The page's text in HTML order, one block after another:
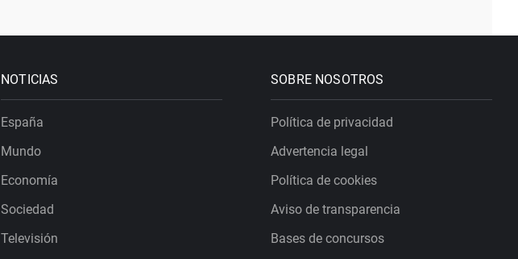
NOTICIAS
España
Mundo
Economía
Sociedad
Televisión
SOBRE NOSOTROS
Política de privacidad
Advertencia legal
Política de cookies
Aviso de transparencia
Bases de concursos